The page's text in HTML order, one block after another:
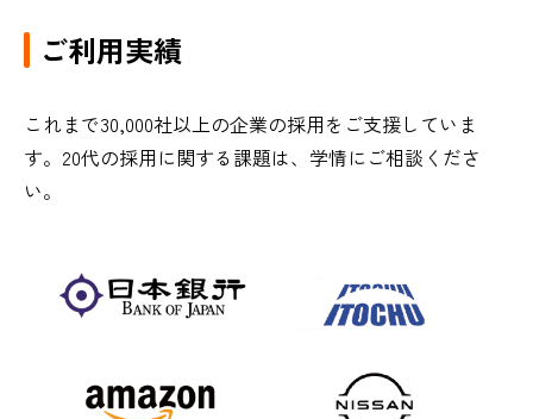
ご利用実績
これまで30,000社以上の企業の採用をご支援していま
す。20代の採用​に関する課題は、学情にご相談くださ
い。